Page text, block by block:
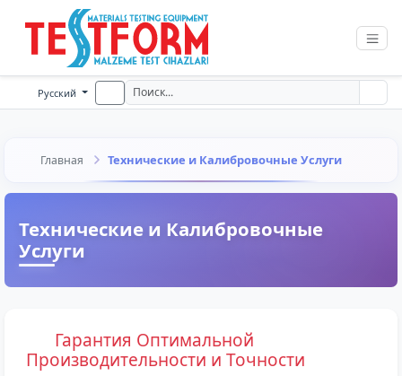
Русский
Главная Технические и Калибровочные Услуги
Технические и Калибровочные
Услуги
Гарантия Оптимальной
Производительности и Точности